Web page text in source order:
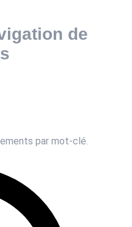
de
par mot-clé.